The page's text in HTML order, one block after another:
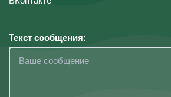
Текст сообщения: